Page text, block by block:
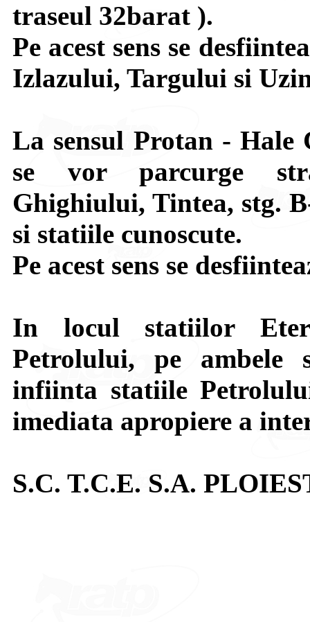
traseul 32barat ).
Pe acest sens se
Izlazului, Targului si
La sensul Protan -
se vor parcurge
Ghighiului, Tintea, stg.
si statiile cunoscute.
Pe acest sens se
In locul statiilor
Petrolului, pe ambele
infiinta statiile
imediata apropiere a
S.C. T.C.E. S.A.